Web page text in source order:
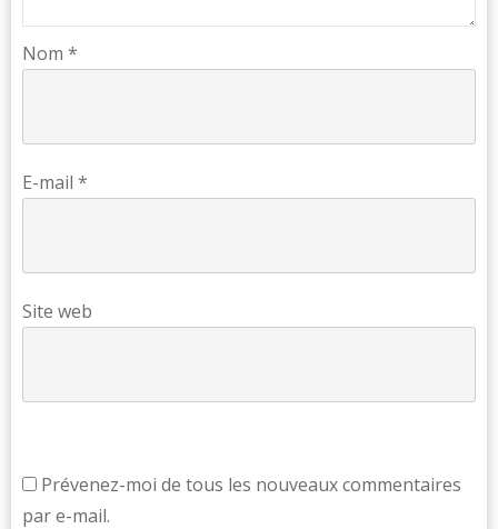
Nom *
E-mail *
Site web
Prévenez-moi de tous les nouveaux commentaires
par e-mail.